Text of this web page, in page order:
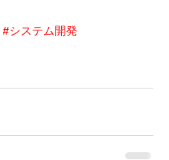
#システム開発